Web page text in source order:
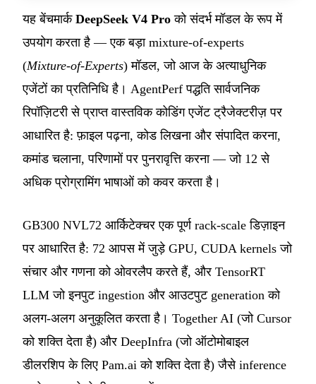
यह बेंचमार्क DeepSeek V4 Pro को संदर्भ मॉडल के रूप में
उपयोग करता है — एक बड़ा mixture-of-experts
(Mixture-of-Experts) मॉडल, जो आज के अत्याधुनिक
एजेंटों का प्रतिनिधि है। AgentPerf पद्धति सार्वजनिक
रिपॉज़िटरी से प्राप्त वास्तविक कोडिंग एजेंट ट्रैजेक्टरीज़ पर
आधारित है: फ़ाइल पढ़ना, कोड लिखना और संपादित करना,
कमांड चलाना, परिणामों पर पुनरावृत्ति करना — जो 12 से
अधिक प्रोग्रामिंग भाषाओं को कवर करता है।
GB300 NVL72 आर्किटेक्चर एक पूर्ण rack-scale डिज़ाइन
पर आधारित है: 72 आपस में जुड़े GPU, CUDA kernels जो
संचार और गणना को ओवरलैप करते हैं, और TensorRT
LLM जो इनपुट ingestion और आउटपुट generation को
अलग-अलग अनुकूलित करता है। Together AI (जो Cursor
को शक्ति देता है) और DeepInfra (जो ऑटोमोबाइल
डीलरशिप के लिए Pam.ai को शक्ति देता है) जैसे inference